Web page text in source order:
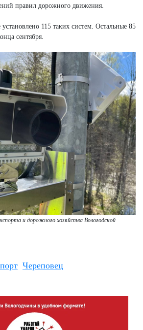
правил дорожного движения.
115 таких систем. Остальные 85
сентября.
и дорожного хозяйства Вологодской
Череповец